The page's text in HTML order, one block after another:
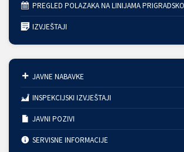
PREGLED POLAZAKA NA LINIJAMA
IZVJEŠTAJI
JAVNE NABAVKE
INSPEKCIJSKI IZVJEŠTAJI
JAVNI POZIVI
SERVISNE INFORMACIJE